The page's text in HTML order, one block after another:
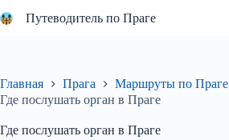
к
Путеводитель по Праге
Главная Прага
Маршруты по Праге
Где послушать орган в Праге
Где послушать орган в Праге